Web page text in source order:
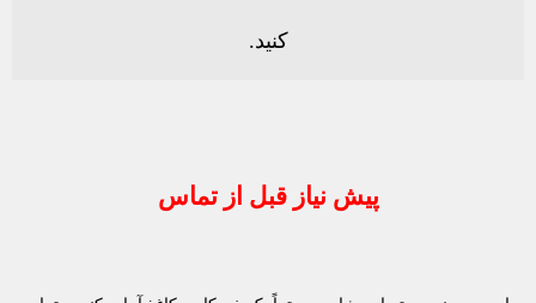
کنید.
پیش نیاز قبل از تماس